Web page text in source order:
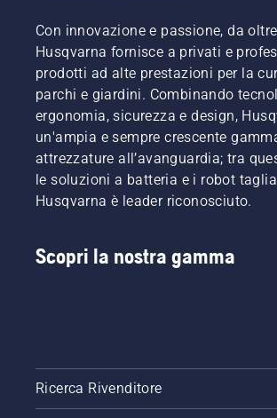
Con innovazione e passione, da
Husqvarna fornisce a privati e
prodotti ad alte prestazioni per la
parchi e giardini. Combinando
ergonomia, sicurezza e design,
un'ampia e sempre crescente
attrezzature all’avanguardia; tra
le soluzioni a batteria e i robot
Husqvarna è leader riconosciuto.
Scopri la nostra gamma
Ricerca Rivenditore